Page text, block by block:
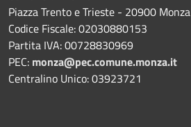
Piazza Trento e Trieste - 20900 Monza
Codice Fiscale: 02030880153
Partita IVA: 00728830969
PEC: monza@pec.comune.monza.it
Centralino Unico: 03923721